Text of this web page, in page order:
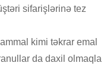
sifarişlərinə tez
kimi təkrar emal
da daxil olmaqla